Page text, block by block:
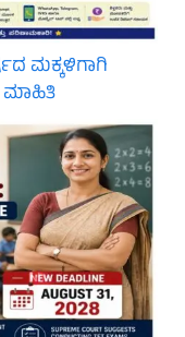
ಮಕ್ಕಳಿಗಾಗಿ
ಮಾಹಿತಿ